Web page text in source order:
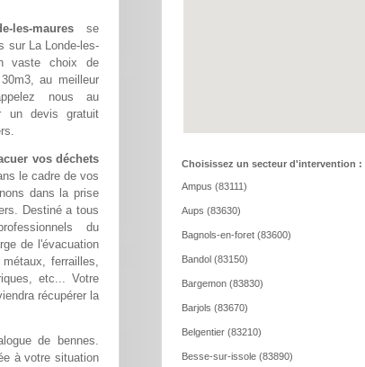
les-maures se
sur La Londe-les-
vaste choix de
au meilleur
nous au
un devis gratuit
vos déchets
le cadre de vos
dans la prise
Destiné a tous
du
de l'évacuation
ferrailles,
etc... Votre
récupérer la
de bennes.
à votre situation
Choisissez un secteur d'intervention :
Ampus (83111)
Aups (83630)
Bagnols-en-foret (83600)
Bandol (83150)
Bargemon (83830)
Barjols (83670)
Belgentier (83210)
Besse-sur-issole (83890)